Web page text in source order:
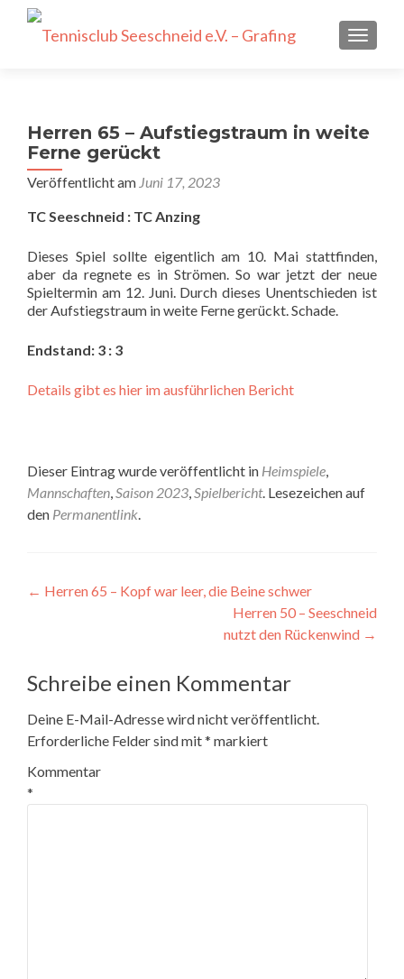
Herren 65 – Aufstiegstraum in weite
Ferne gerückt
Veröffentlicht am Juni 17, 2023
TC Seeschneid : TC Anzing
Dieses Spiel sollte eigentlich am 10. Mai stattfinden,
aber da regnete es in Strömen. So war jetzt der neue
Spieltermin am 12. Juni. Durch dieses Unentschieden ist
der Aufstiegstraum in weite Ferne gerückt. Schade.
Endstand: 3 : 3
Details gibt es hier im ausführlichen Bericht
Dieser Eintrag wurde veröffentlicht in Heimspiele,
Mannschaften,Saison 2023,Spielbericht. Lesezeichen auf
den Permanentlink.
Beitragsnavigation
← Herren 65 – Kopf war leer, die Beine schwer
Herren 50 – Seeschneid
nutzt den Rückenwind →
Schreibe einen Kommentar
Deine E-Mail-Adresse wird nicht veröffentlicht.
Erforderliche Felder sind mit* markiert
Kommentar
*